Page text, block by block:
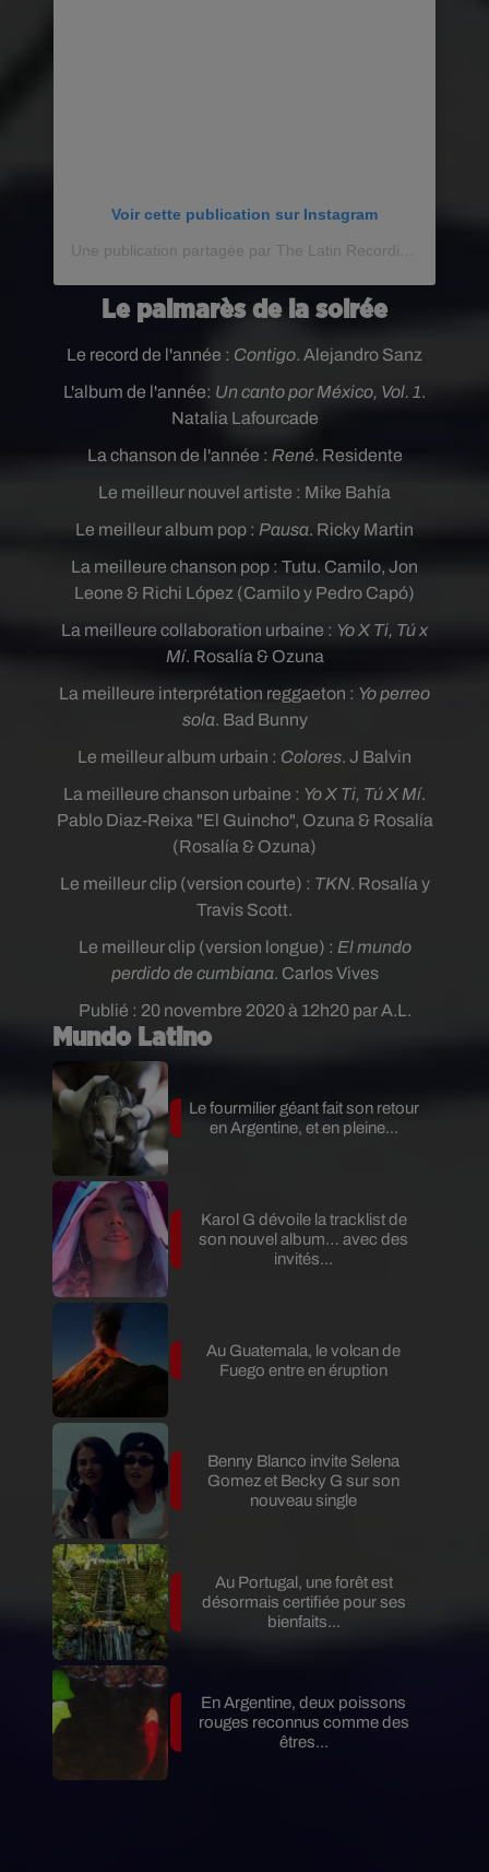
Publié : 20 novembre 2020 à 12h20 par A.L.
Voir cette publication sur Instagram
Le palmarès de la soirée
Le record de l'année : Contigo. Alejandro Sanz
L'album de l'année: Un canto por México, Vol. 1.
Natalia Lafourcade
La chanson de l'année : René. Residente
Le meilleur nouvel artiste : Mike Bahía
Le meilleur album pop : Pausa. Ricky Martin
La meilleure chanson pop : Tutu. Camilo, Jon
Leone & Richi López (Camilo y Pedro Capó)
La meilleure collaboration urbaine : Yo X Ti, Tú x
Mí. Rosalía & Ozuna
La meilleure interprétation reggaeton : Yo perreo
sola. Bad Bunny
Le meilleur album urbain : Colores. J Balvin
La meilleure chanson urbaine : Yo X Ti, Tú X Mí.
Pablo Diaz-Reixa "El Guincho", Ozuna & Rosalía
(Rosalía & Ozuna)
Le meilleur clip (version courte) : TKN. Rosalía y
Travis Scott.
Le meilleur clip (version longue) : El mundo
perdido de cumbiana. Carlos Vives
Mundo Latino
Le fourmilier géant fait son retour
en Argentine, et en pleine...
Karol G dévoile la tracklist de
son nouvel album… avec des
invités...
Au Guatemala, le volcan de
Fuego entre en éruption
Benny Blanco invite Selena
Gomez et Becky G sur son
nouveau single
Au Portugal, une forêt est
désormais certifiée pour ses
bienfaits...
En Argentine, deux poissons
rouges reconnus comme des
êtres...